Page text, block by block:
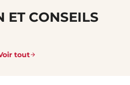
ET CONSEILS
tout